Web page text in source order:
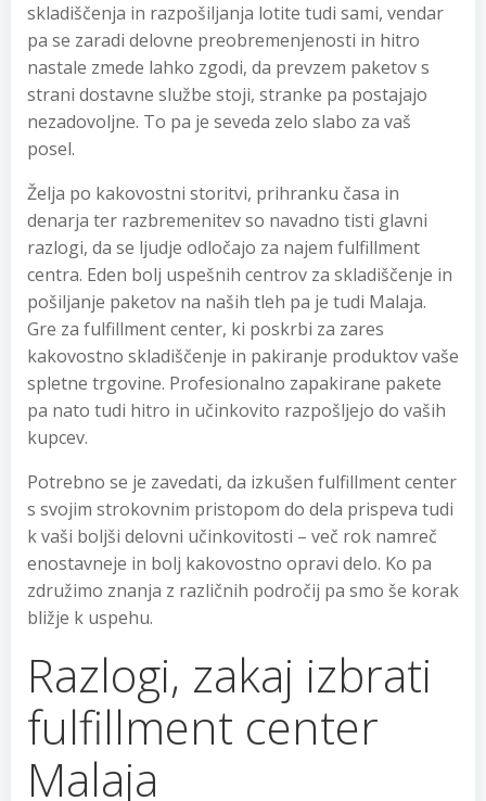
skladiščenja in razpošiljanja lotite tudi sami, vendar
pa se zaradi delovne preobremenjenosti in hitro
nastale zmede lahko zgodi, da prevzem paketov s
strani dostavne službe stoji, stranke pa postajajo
nezadovoljne. To pa je seveda zelo slabo za vaš
posel.
Želja po kakovostni storitvi, prihranku časa in
denarja ter razbremenitev so navadno tisti glavni
razlogi, da se ljudje odločajo za najem fulfillment
centra. Eden bolj uspešnih centrov za skladiščenje in
pošiljanje paketov na naših tleh pa je tudi Malaja.
Gre za fulfillment center, ki poskrbi za zares
kakovostno skladiščenje in pakiranje produktov vaše
spletne trgovine. Profesionalno zapakirane pakete
pa nato tudi hitro in učinkovito razpošljejo do vaših
kupcev.
Potrebno se je zavedati, da izkušen fulfillment center
s svojim strokovnim pristopom do dela prispeva tudi
k vaši boljši delovni učinkovitosti – več rok namreč
enostavneje in bolj kakovostno opravi delo. Ko pa
združimo znanja z različnih področij pa smo še korak
bližje k uspehu.
Razlogi, zakaj izbrati
fulfillment center
Malaja